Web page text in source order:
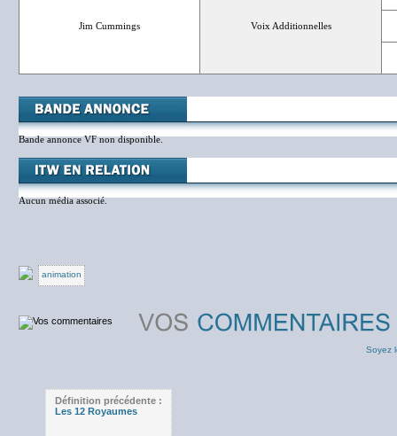
Jim Cummings Voix Additionnelles
Bande annonce VF non disponible.
Aucun média associé.
animation
Soyez
Définition précédente :
Les 12 Royaumes